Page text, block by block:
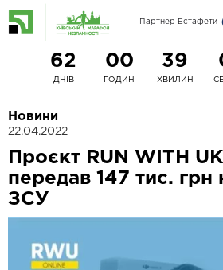
Партнер Естафети
62
ДНІВ
00
ГОДИН
39
ХВИЛИН
Новини
22.04.2022
Проєкт RUN WITH
передав 147 тис. грн
ЗСУ